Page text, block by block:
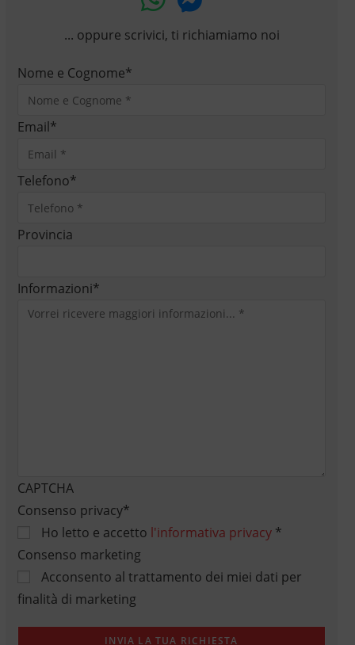
... oppure scrivici, ti richiamiamo noi
Nome e Cognome*
Email*
Telefono*
Provincia
Informazioni*
CAPTCHA
Consenso privacy*
Ho letto e accetto l'informativa privacy*
Consenso marketing
Acconsento al trattamento dei miei dati per
finalità di marketing